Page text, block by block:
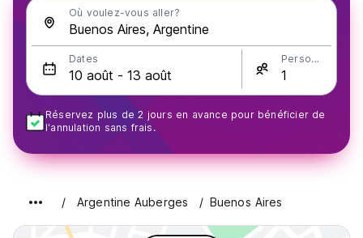
Où voulez-vous aller?
Dates Personnes
Réservez plus de 2 jours en avance pour bénéficier de
l'annulation sans frais.
Argentine Auberges Buenos Aires